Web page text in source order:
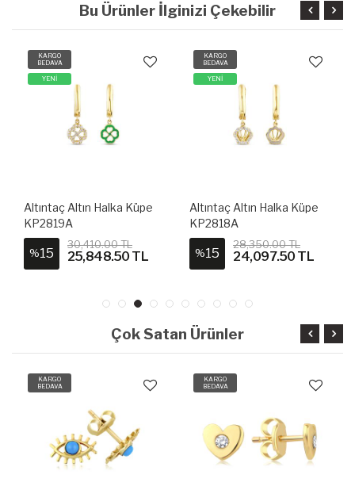
Bu Ürünler İlginizi Çekebilir
KARGO
BEDAVA
YENİ
Altıntaç Altın Halka Küpe
KP2819A
%15
30,410.00 TL
25,848.50 TL
KARGO
BEDAVA
YENİ
Altıntaç Altın Halka Küpe
KP2818A
%15
28,350.00 TL
24,097.50 TL
Çok Satan Ürünler
KARGO
BEDAVA
KARGO
BEDAVA